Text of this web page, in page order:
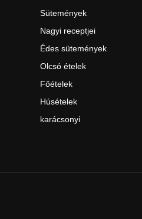
Sütemények
Nagyi receptjei
Édes sütemények
Olcsó ételek
Főételek
Húsételek
karácsonyi